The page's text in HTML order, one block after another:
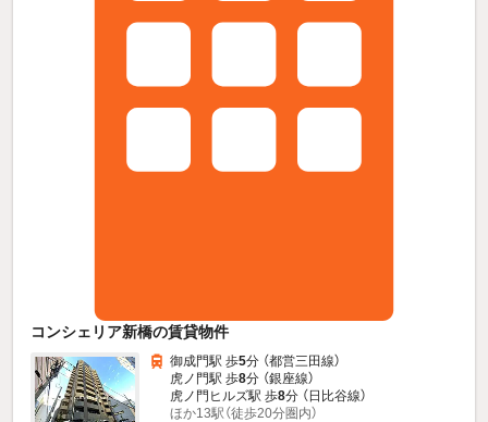
コンシェリア新橋の賃貸物件
御成門駅 歩5分 （都営三田線）
虎ノ門駅 歩8分 （銀座線）
虎ノ門ヒルズ駅 歩8分 （日比谷線）
ほか13駅（徒歩20分圏内）